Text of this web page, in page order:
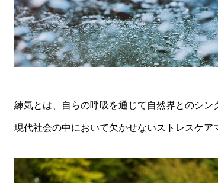
練気とは、自らの呼吸を通じて自然界とのシン
現代社会の中において欠かせないストレスケア